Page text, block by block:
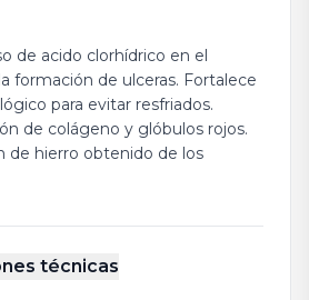
de acido clorhídrico en el
formación de ulceras. Fortalece
para evitar resfriados.
de colágeno y glóbulos rojos.
de hierro obtenido de los
técnicas